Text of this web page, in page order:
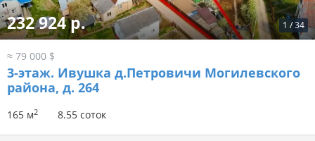
1 /34
232 924 р.
≈ 79 000 $
3-этаж. Ивушка д.Петровичи Могилевского
района, д. 264
165 м2 8.55 соток